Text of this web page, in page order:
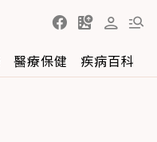
醫療保健 疾病百科